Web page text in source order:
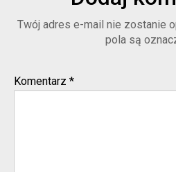
Twój adres e-mail nie zostanie
pola są
Komentarz *